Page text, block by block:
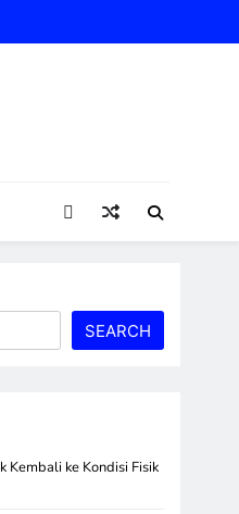
SEARCH
Kembali ke Kondisi Fisik